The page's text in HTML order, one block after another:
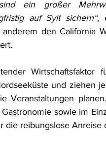
ein großer
auf Sylt sichern“,
den California
und ziehen
Veranstaltungen
sowie im
die reibungslose Anreise